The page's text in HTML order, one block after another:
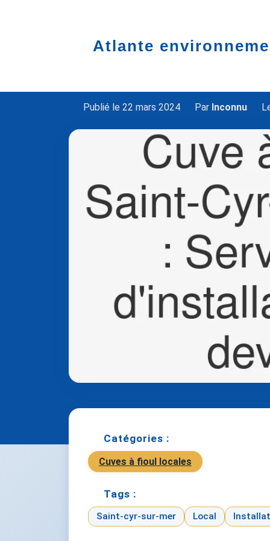
Atlante
Publié le 22 mars 2024 Par Inconnu
Catégories :
Cuves à fioul locales
Tags :
Saint-cyr-sur-mer Local